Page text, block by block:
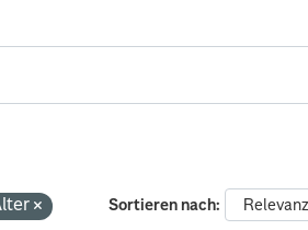
Sortieren nach